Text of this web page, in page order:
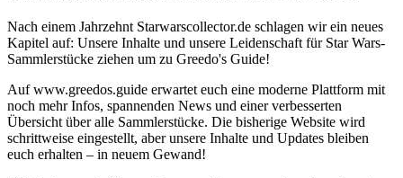
Nach einem Jahrzehnt Starwarscollector.de schlagen wir ein neues
Kapitel auf: Unsere Inhalte und unsere Leidenschaft für Star Wars-
Sammlerstücke ziehen um zu Greedo's Guide!
Auf www.greedos.guide erwartet euch eine moderne Plattform mit
noch mehr Infos, spannenden News und einer verbesserten
Übersicht über alle Sammlerstücke. Die bisherige Website wird
schrittweise eingestellt, aber unsere Inhalte und Updates bleiben
euch erhalten – in neuem Gewand!